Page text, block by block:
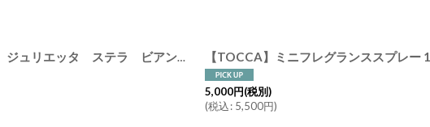
【TOCCA】トッカ ハンドクリーム 45ml クレオパトラ ジュリエッタ ステラ ビアンカ フローレンス シモネ アメリカ製 Cleopatra Giulietta Stella Bianca Florence Simone
5,000円(税別)
(税込: 5,500円)